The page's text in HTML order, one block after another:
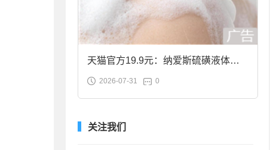
天猫官方19.9元：纳爱斯硫磺液体香
皂2斤大促
2026-07-31 0
关注我们